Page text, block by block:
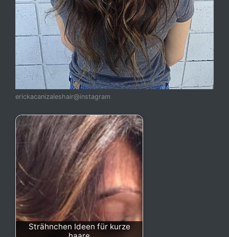
erickacanizaleshair@instagram
Strähnchen Ideen für kurze